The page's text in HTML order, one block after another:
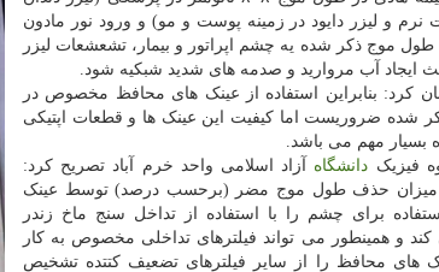
نرم و لیزر دایود در زمینه پوست و مو) و ورود نور مادون
طول موج ذکر شده یه چشم اپراتور و بیمار، تشعشعات لیزر
ایجاد آب مروارید و صدمه های شدید شبکیه شود.
کرد: بنابراین استفاده از عینک های محافظ مخصوص در
شده ضروریست اما کیفیت این عینک ها و قطعات اپتیکی
بسیار مهم می باشد.
فیزیک دانشگاه آزاد اسلامی واحد خرم آباد تصریح کرد:
میزان حذف طول موج مضر (برحسب درصد) توسط عینک
برای چشم را با استفاده از تداخل سنج ماخ زندر
و همینطور می تواند فیلترهای تداخلی مخصوص به کار
های محافظ را از سایر فیلترهای تضعیف کتتده تشخیص